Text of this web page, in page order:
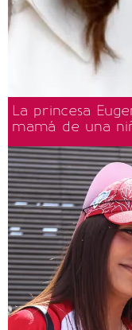
La princesa
mamá de una